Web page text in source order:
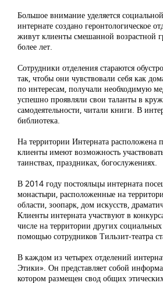
Большое внимание уделяется
интернате создано геронтологическое
живут клиенты смешанной возрастной
более лет.
Сотрудники отделения стараются
так, чтобы они чувствовали себя как
по интересам, получали необходимую
успешно проявляли свои таланты в
самодеятельности, читали книги. В
библиотека.
На территории Интерната расположена
клиенты имеют возможность
таинствах, праздниках, богослужениях.
В 2014 году постояльцы интерната
монастыри, расположенные на
области, зоопарк, дом искусств,
Клиенты интерната участвуют в
числе на территории других
помощью сотрудников Тильзит-театра
В каждом из четырех отделений
Этики». Он представляет собой
котором размещен свод общих